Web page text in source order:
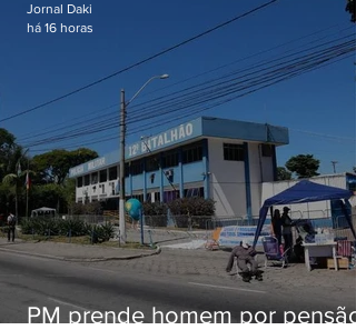
PM prende homem por pensão
Jornal Daki
há 16 horas